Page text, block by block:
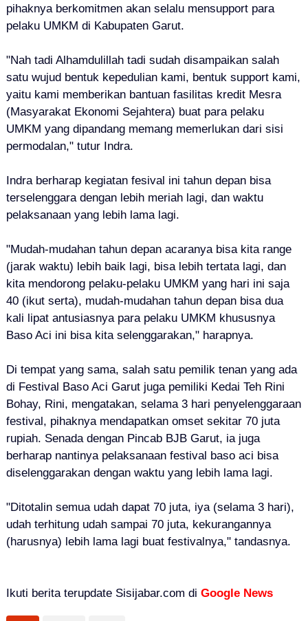
pihaknya berkomitmen akan selalu mensupport para
pelaku UMKM di Kabupaten Garut.
"Nah tadi Alhamdulillah tadi sudah disampaikan salah
satu wujud bentuk kepedulian kami, bentuk support kami,
yaitu kami memberikan bantuan fasilitas kredit Mesra
(Masyarakat Ekonomi Sejahtera) buat para pelaku
UMKM yang dipandang memang memerlukan dari sisi
permodalan," tutur Indra.
Indraberharap kegiatan fesival ini tahun depan bisa
terselenggara dengan lebih meriah lagi, dan waktu
pelaksanaan yang lebih lama lagi.
"Mudah-mudahan tahun depan acaranya bisa kita range
(jarak waktu) lebih baik lagi, bisa lebih tertata lagi, dan
kita mendorong pelaku-pelaku UMKM yang hari ini saja
40 (ikut serta), mudah-mudahan tahun depan bisa dua
kali lipat antusiasnya para pelaku UMKM khususnya
Baso Aci ini bisa kita selenggarakan," harapnya.
Di tempat yang sama, salah satu pemilik tenan yang ada
di Festival Baso Aci Garut juga pemiliki Kedai Teh Rini
Bohay, Rini, mengatakan, selama 3 hari penyelenggaraan
festival, pihaknya mendapatkan omset sekitar 70 juta
rupiah. Senada dengan Pincab BJB Garut, ia juga
berharap nantinya pelaksanaan festival baso aci bisa
diselenggarakan dengan waktu yang lebih lama lagi.
"Ditotalin semua udah dapat 70 juta, iya (selama 3 hari),
udah terhitung udah sampai 70 juta, kekurangannya
(harusnya) lebih lama lagi buat festivalnya," tandasnya.
Ikuti berita terupdate Sisijabar.com di Google News